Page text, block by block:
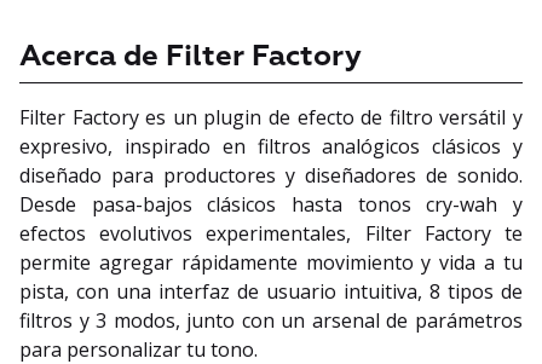
Acerca de Filter Factory
Filter Factory es un plugin de efecto de filtro versátil y
expresivo, inspirado en filtros analógicos clásicos y
diseñado para productores y diseñadores de sonido.
Desde pasa-bajos clásicos hasta tonos cry-wah y
efectos evolutivos experimentales, Filter Factory te
permite agregar rápidamente movimiento y vida a tu
pista, con una interfaz de usuario intuitiva, 8 tipos de
filtros y 3 modos, junto con un arsenal de parámetros
para personalizar tu tono.